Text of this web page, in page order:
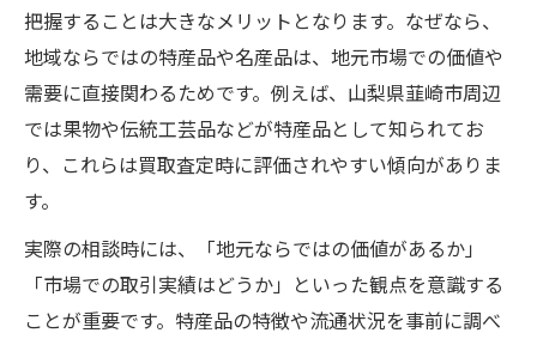
把握することは大きなメリットとなります。なぜなら、
地域ならではの特産品や名産品は、地元市場での価値や
需要に直接関わるためです。例えば、山梨県韮崎市周辺
では果物や伝統工芸品などが特産品として知られてお
り、これらは買取査定時に評価されやすい傾向がありま
す。
実際の相談時には、「地元ならではの価値があるか」
「市場での取引実績はどうか」といった観点を意識する
ことが重要です。特産品の特徴や流通状況を事前に調べ